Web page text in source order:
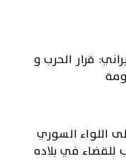
قرار الحرب و
اللواء السوري
في بلاده